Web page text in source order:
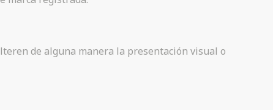
de alguna manera la presentación visual o